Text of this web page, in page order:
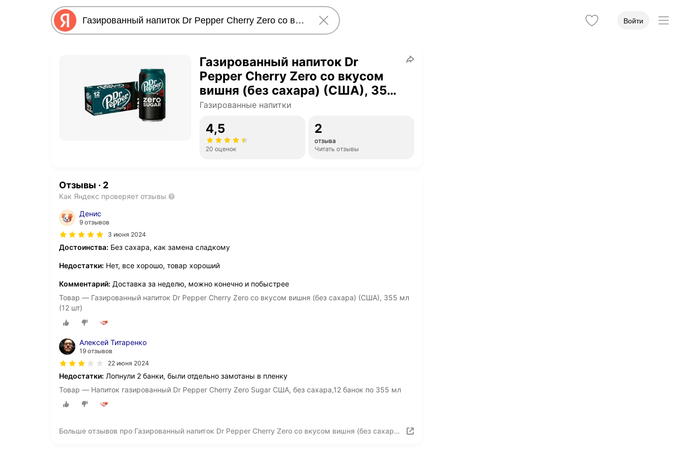
Войти
Газированный напиток Dr
Pepper Cherry Zero со вкусом
вишня (без сахара) (США), 355
мл (12 шт)
Газированные напитки
4,5
20 оценок
2
отзыва
Читать отзывы
Отзывы · 2
Как Яндекс проверяет отзывы
Денис
9 отзывов
3 июня 2024
Достоинства: Без сахара, как замена сладкому
Недостатки: Нет, все хорошо, товар хороший
Комментарий: Доставка за неделю, можно конечно и побыстрее
Товар — Газированный напиток Dr Pepper Cherry Zero со вкусом вишня (без сахара) (США), 355 мл
(12 шт)
Алексей Титаренко
19 отзывов
22 июня 2024
Недостатки: Лопнули 2 банки, были отдельно замотаны в пленку
Товар — Напиток газированный Dr Pepper Cherry Zero Sugar США, без сахара,12 банок по 355 мл
Больше отзывов про Газированный напиток Dr Pepper Cherry Zero со вкусом вишня (без сахара)